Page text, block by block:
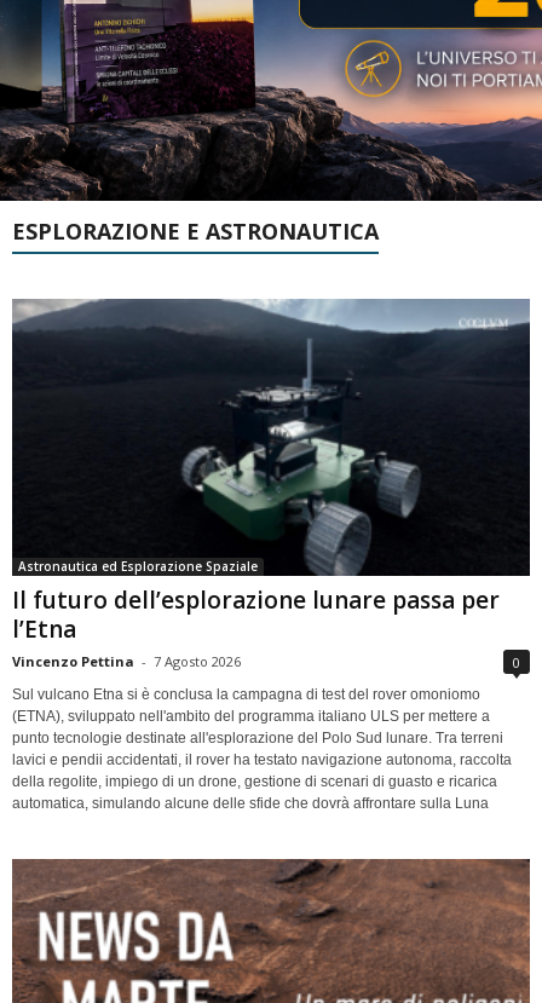
ESPLORAZIONE E ASTRONAUTICA
Astronautica ed Esplorazione Spaziale
Il futuro dell’esplorazione lunare passa per
l’Etna
Vincenzo Pettina - 7 Agosto 2026 0
Sul vulcano Etna si è conclusa la campagna di test del rover omoniomo
(ETNA), sviluppato nell'ambito del programma italiano ULS per mettere a
punto tecnologie destinate all'esplorazione del Polo Sud lunare. Tra terreni
lavici e pendii accidentati, il rover ha testato navigazione autonoma, raccolta
della regolite, impiego di un drone, gestione di scenari di guasto e ricarica
automatica, simulando alcune delle sfide che dovrà affrontare sulla Luna